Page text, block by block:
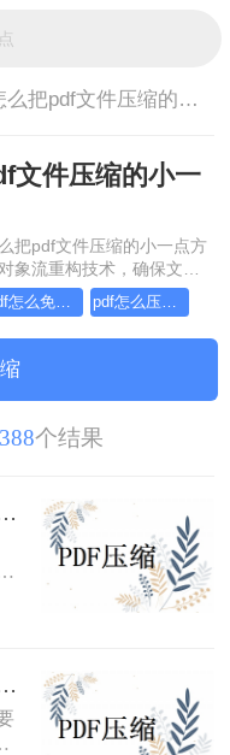
怎么把pdf文件压缩的小一点
文件压缩的小一
把pdf文件压缩的小一点方
象流重构技术，确保文档
排版不乱码。支持一键批
SSL 加密保障隐私安全。
么把pdf文件压缩的小一
高效办公。
pdf怎么免费压缩的小一点
388个结果
免费？来试试这二种压缩方法！
小免费？试试这二种压缩方法！